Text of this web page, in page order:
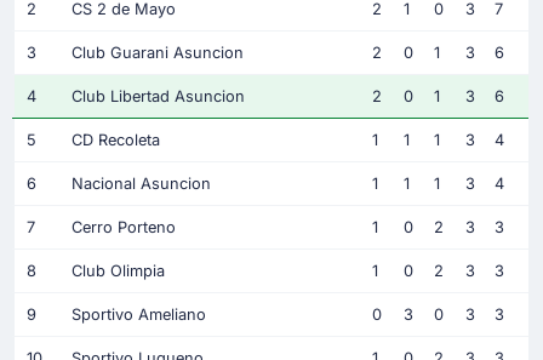
2 CS 2 de Mayo 2 1 0 3 7
3 Club Guarani Asuncion 2 0 1 3 6
4 Club Libertad Asuncion 2 0 1 3 6
5 CD Recoleta 1 1 1 3 4
6 Nacional Asuncion 1 1 1 3 4
7 Cerro Porteno 1 0 2 3 3
8 Club Olimpia 1 0 2 3 3
9 Sportivo Ameliano 0 3 0 3 3